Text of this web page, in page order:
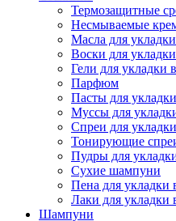
Термозащитные
Несмываемые
Масла для
Воски для
Гели для укладки
Парфюм
Пасты для
Муссы для
Спреи для
Тонирующие
Пудры для
Сухие шампуни
Пена для укладки
Лаки для укладки
Шампуни